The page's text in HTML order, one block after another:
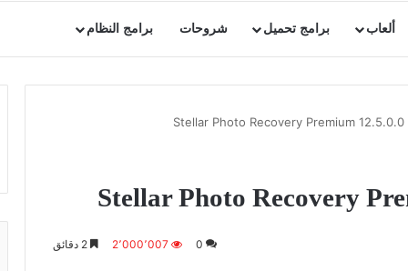
ألعاب برامج تحميل شروحات برامج النظام
0 2٬000٬007